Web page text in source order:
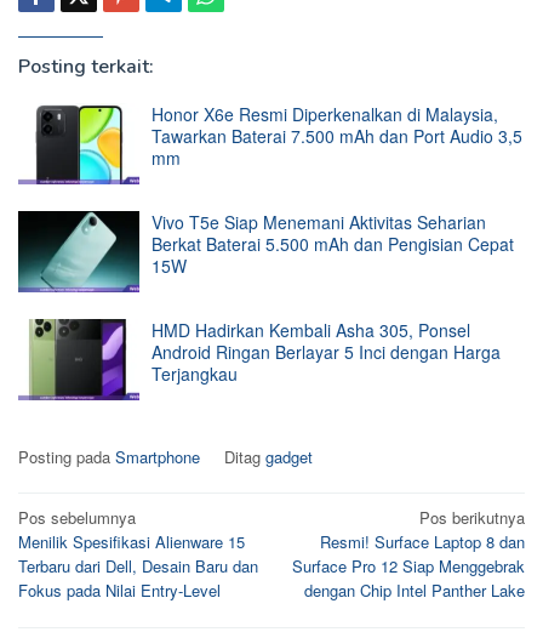
Posting terkait:
Honor X6e Resmi Diperkenalkan di Malaysia,
Tawarkan Baterai 7.500 mAh dan Port Audio 3,5
mm
Vivo T5e Siap Menemani Aktivitas Seharian
Berkat Baterai 5.500 mAh dan Pengisian Cepat
15W
HMD Hadirkan Kembali Asha 305, Ponsel
Android Ringan Berlayar 5 Inci dengan Harga
Terjangkau
Posting pada Smartphone Ditag gadget
Navigasi
pos
Pos sebelumnya
Menilik Spesifikasi Alienware 15
Terbaru dari Dell, Desain Baru dan
Fokus pada Nilai Entry-Level
Pos berikutnya
Resmi! Surface Laptop 8 dan
Surface Pro 12 Siap Menggebrak
dengan Chip Intel Panther Lake